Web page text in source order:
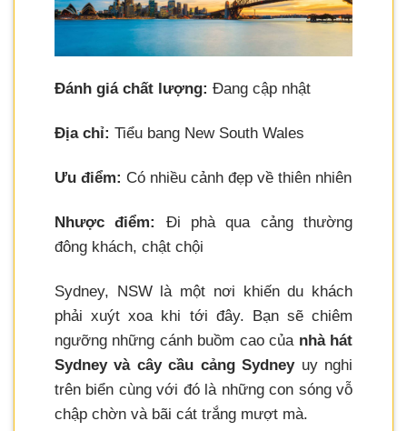
Đánh giá chất lượng: Đang cập nhật
Địa chỉ: Tiểu bang New South Wales
Ưu điểm: Có nhiều cảnh đẹp về thiên nhiên
Nhược điểm:
Đi phà qua cảng thường
đông khách, chật chội
Sydney, NSW là một nơi khiến du khách
phải xuýt xoa khi tới đây. Bạn sẽ chiêm
ngưỡng những cánh buồm cao củanhà hát
Sydney và cây cầu cảng Sydneyuy nghi
trên biển cùng với đó là những con sóng vỗ
chập chờn và bãi cát trắng mượt mà.